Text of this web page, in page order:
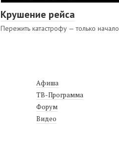
Крушение рейса
Пережить катастрофу — только начало
Афиша
ТВ-Программа
Форум
Видео